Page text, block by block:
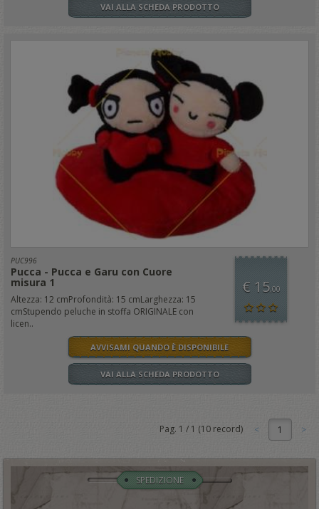
VAI ALLA SCHEDA PRODOTTO
PUC996
Pucca - Pucca e Garu con Cuore
misura 1
Altezza: 12 cmProfondità: 15 cmLarghezza: 15
cmStupendo peluche in stoffa ORIGINALE con
licen..
€ 15,00
AVVISAMI QUANDO È DISPONIBILE
VAI ALLA SCHEDA PRODOTTO
Pag. 1 / 1 (10 record) 1
SPEDIZIONE